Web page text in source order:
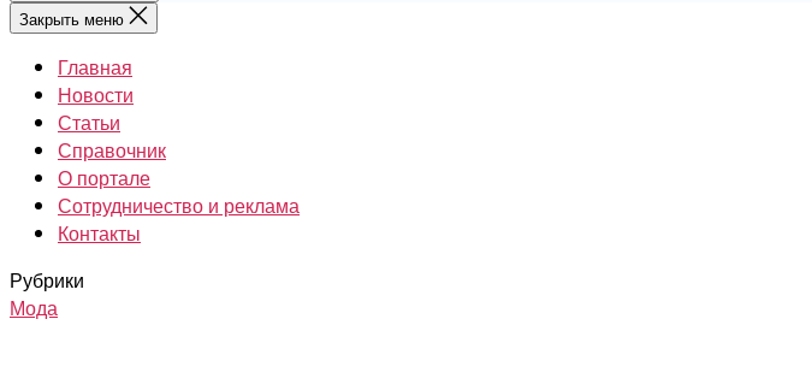
Закрыть меню
Главная
Новости
Статьи
Справочник
О портале
Сотрудничество и реклама
Контакты
Рубрики
Мода